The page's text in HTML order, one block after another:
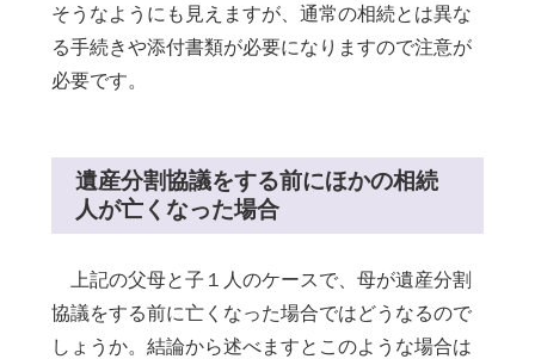
そうなようにも見えますが、通常の相続とは異な
る手続きや添付書類が必要になりますので注意が
必要です。
遺産分割協議をする前にほかの相続
人が亡くなった場合
上記の父母と子１人のケースで、母が遺産分割
協議をする前に亡くなった場合ではどうなるので
しょうか。結論から述べますとこのような場合は